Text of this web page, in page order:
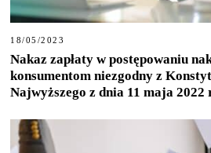
18/05/2023
Nakaz zapłaty w postępowaniu
konsumentom niezgodny z
Najwyższego z dnia 11 maja 2022